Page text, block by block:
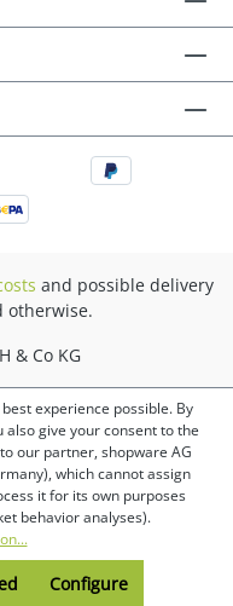
and possible delivery
otherwise.
& Co KG
experience possible. By
give your consent to the
our partner, shopware AG
which cannot assign
it for its own purposes
behavior analyses).
Configure